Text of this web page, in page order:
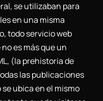
se utilizaban para
en una misma
todo servicio web
es más que un
(la prehistoria de
las publicaciones
ubica en el mismo